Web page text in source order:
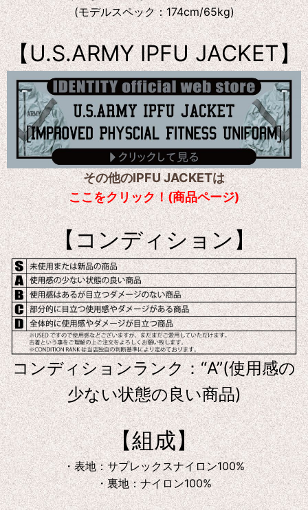
(モデルスペック：174cm/65kg)
【U.S.ARMY IPFU JACKET】
その他のIPFU JACKETは
ここをクリック！(商品ページ)
【コンディション】
コンディションランク：“A”(使用感の
少ない状態の良い商品)
【組成】
・表地：サプレックスナイロン100%
・裏地：ナイロン100%